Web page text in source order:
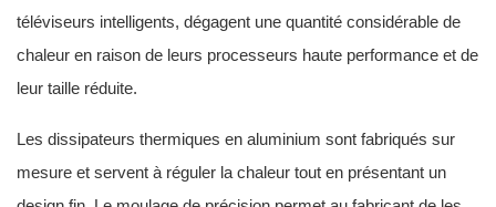
téléviseurs intelligents, dégagent une quantité considérable de
chaleur en raison de leurs processeurs haute performance et de
leur taille réduite.
Les dissipateurs thermiques en aluminium sont fabriqués sur
mesure et servent à réguler la chaleur tout en présentant un